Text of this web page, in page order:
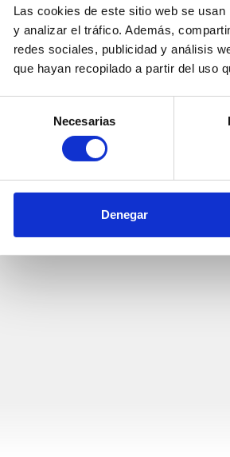
Las cookies de este sitio web se
y analizar el tráfico. Además,
redes sociales, publicidad y análisis
que hayan recopilado a partir del uso
consentimiento
Necesarias
Denegar